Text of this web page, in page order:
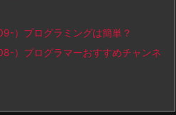
）プログラミングは簡単？
）プログラマーおすすめチャンネ